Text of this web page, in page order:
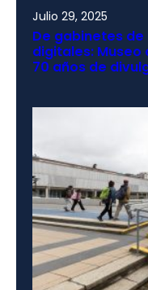
Julio 29, 2025
De gabinetes
digitales:
70 años de